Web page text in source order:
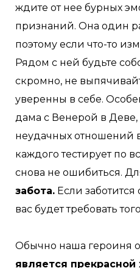
ждите от нее бурных
признаний. Она один
поэтому если что-то
Рядом с ней будьте
скромно, не
уверенны в себе.
дама с Венерой в
неудачных отношений
каждого тестирует по
снова не ошибиться.
забота. Если заботится
вас будет требовать
Обычно наша героиня
является прекрасной